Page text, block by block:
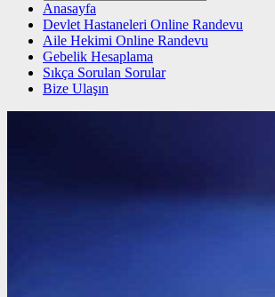
Anasayfa
Devlet Hastaneleri Online Randevu
Aile Hekimi Online Randevu
Gebelik Hesaplama
Sıkça Sorulan Sorular
Bize Ulaşın